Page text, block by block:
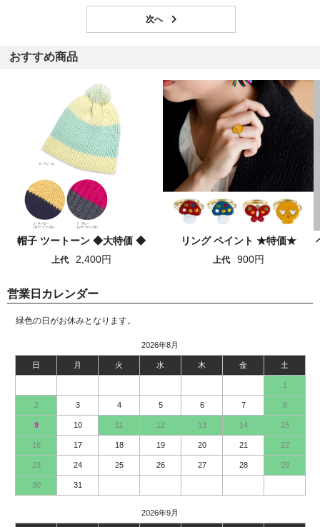
おすすめ商品
帽子 ツートーン ◆大特価 ◆
上代 2,400円
リング ペイント ★特価★
上代 900円
営業日カレンダー
緑色の日がお休みとなります。
2026年8月
日 月 火 水 木 金 土
1
2 3 4 5 6 7 8
9 10 11 12 13 14 15
16 17 18 19 20 21 22
23 24 25 26 27 28 29
30 31
2026年9月